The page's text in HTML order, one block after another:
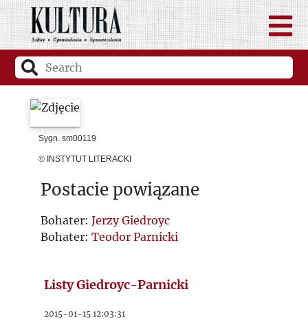
Sygn. sm00119
© INSTYTUT LITERACKI
Postacie powiązane
Bohater: Jerzy Giedroyc
Bohater: Teodor Parnicki
Listy Giedroyc-Parnicki
2015-01-15 12:03:31